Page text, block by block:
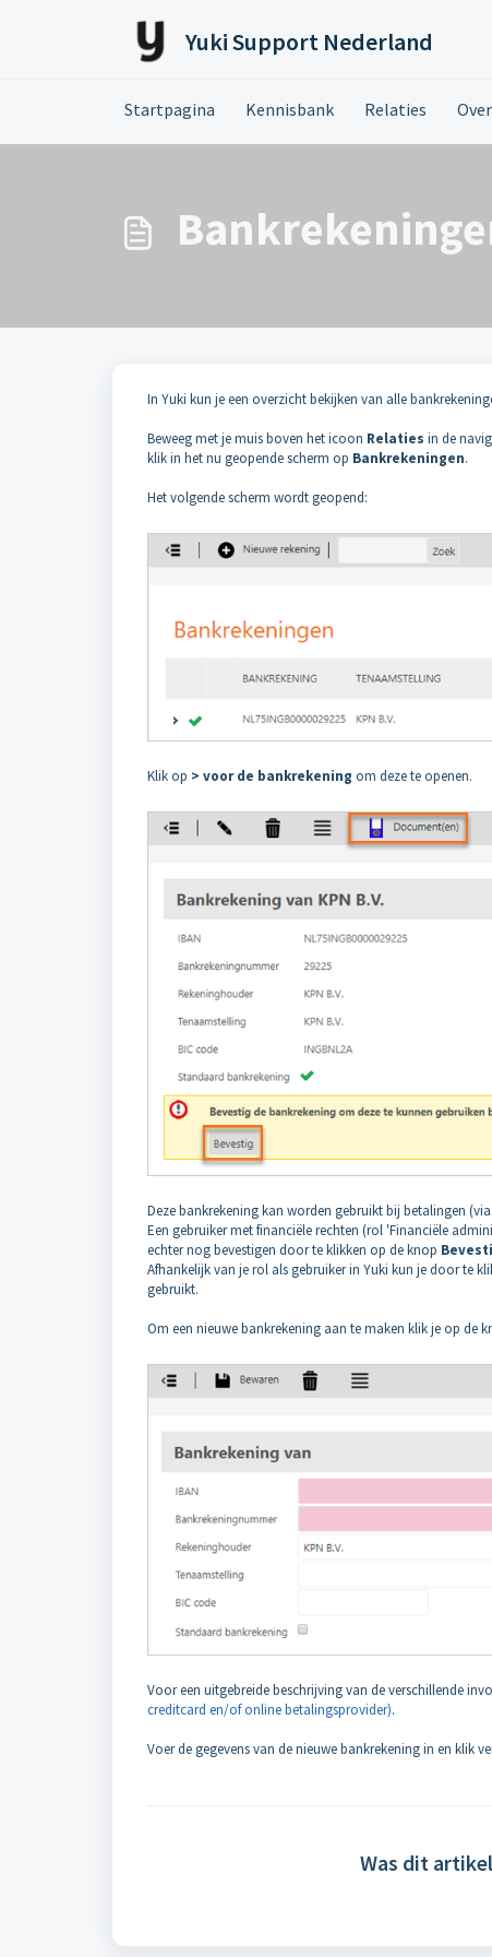
Yuki Support Nederland
Startpagina Kennisbank Relaties
In Yuki kun je een overzicht bekijken van alle
Beweeg met je muis boven het icoon Relaties in de
klik in het nu geopende scherm op Bankrekeningen.
Het volgende scherm wordt geopend:
Klik op > voor de bankrekening om deze te openen.
Deze bankrekening kan worden gebruikt bij betalingen (via
Een gebruiker met financiële rechten (rol 'Financiële
echter nog bevestigen door te klikken op de knop
Afhankelijk van je rol als gebruiker in Yuki kun je door te
gebruikt.
Om een nieuwe bankrekening aan te maken klik je op de
Voor een uitgebreide beschrijving van de verschillende
creditcard en/of online betalingsprovider).
Voer de gegevens van de nieuwe bankrekening in en klik
Was dit